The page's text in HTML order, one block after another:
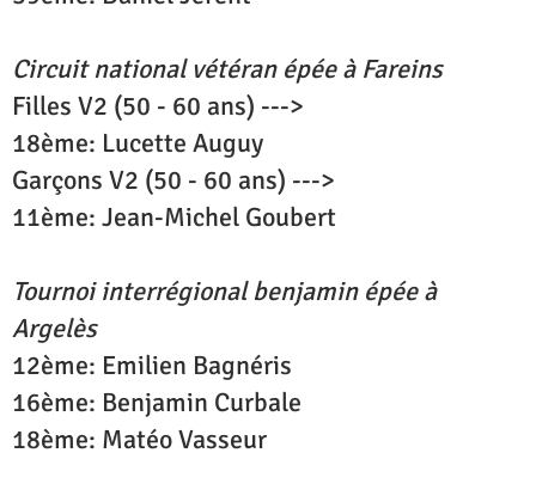
Circuit national vétéran épée à Fareins
Filles V2 (50 - 60 ans) --->
18ème: Lucette Auguy
Garçons V2 (50 - 60 ans) --->
11ème: Jean-Michel Goubert
Tournoi interrégional benjamin épée à
Argelès
12ème: Emilien Bagnéris
16ème: Benjamin Curbale
18ème: Matéo Vasseur